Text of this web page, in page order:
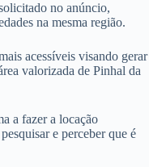
no anúncio,
na mesma região.
acessíveis visando gerar
valorizada de Pinhal da
a fazer a locação
e perceber que é